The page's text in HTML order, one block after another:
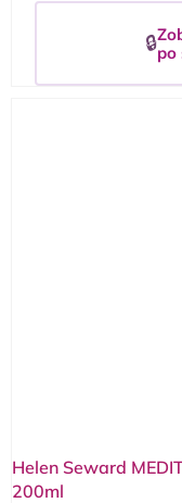
🔒po
Helen Seward
200ml